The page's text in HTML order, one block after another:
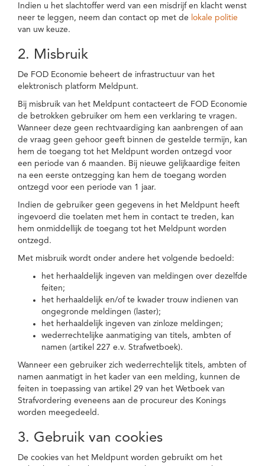
Indien u het slachtoffer werd van een misdrijf en klacht wenst
neer te leggen, neem dan contact op met de lokale politie
van uw keuze.
2. Misbruik
De FOD Economie beheert de infrastructuur van het
elektronisch platform Meldpunt.
Bij misbruik van het Meldpunt contacteert de FOD Economie
de betrokken gebruiker om hem een verklaring te vragen.
Wanneer deze geen rechtvaardiging kan aanbrengen of aan
de vraag geen gehoor geeft binnen de gestelde termijn, kan
hem de toegang tot het Meldpunt worden ontzegd voor
een periode van 6 maanden. Bij nieuwe gelijkaardige feiten
na een eerste ontzegging kan hem de toegang worden
ontzegd voor een periode van 1 jaar.
Indien de gebruiker geen gegevens in het Meldpunt heeft
ingevoerd die toelaten met hem in contact te treden, kan
hem onmiddellijk de toegang tot het Meldpunt worden
ontzegd.
Met misbruik wordt onder andere het volgende bedoeld:
het herhaaldelijk ingeven van meldingen over dezelfde
feiten;
het herhaaldelijk en/of te kwader trouw indienen van
ongegronde meldingen (laster);
het herhaaldelijk ingeven van zinloze meldingen;
wederrechtelijke aanmatiging van titels, ambten of
namen (artikel 227 e.v. Strafwetboek).
Wanneer een gebruiker zich wederrechtelijk titels, ambten of
namen aanmatigt in het kader van een melding, kunnen de
feiten in toepassing van artikel 29 van het Wetboek van
Strafvordering eveneens aan de procureur des Konings
worden meegedeeld.
3. Gebruik van cookies
De cookies van het Meldpunt worden gebruikt om het